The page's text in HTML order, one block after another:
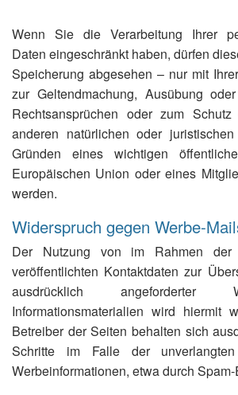
Wenn Sie die Verarbeitung Ihrer
Daten eingeschränkt haben, dürfen
Speicherung abgesehen – nur mit
zur Geltendmachung, Ausübung
Rechtsansprüchen oder zum
anderen natürlichen oder
Gründen eines wichtigen
Europäischen Union oder eines
werden.
Widerspruch gegen Werbe-
Der Nutzung von im Rahmen der
veröffentlichten Kontaktdaten zur
ausdrücklich angeforderter
Informationsmaterialien wird hiermit
Betreiber der Seiten behalten sich
Schritte im Falle der
Werbeinformationen, etwa durch